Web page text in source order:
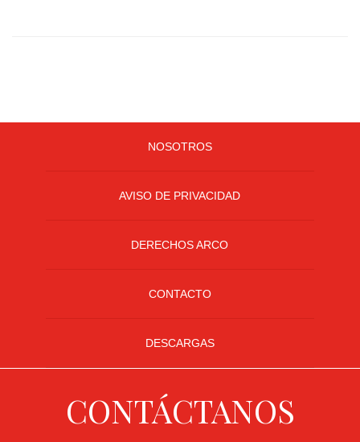
NOSOTROS
AVISO DE PRIVACIDAD
DERECHOS ARCO
CONTACTO
DESCARGAS
CONTÁCTANOS